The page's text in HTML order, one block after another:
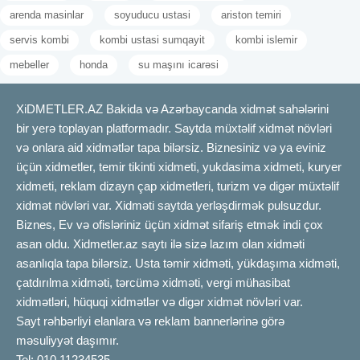
ev bezedilmesi.
mashinbezeme. podnos qayci. Şar
dekorlar. Acilish desd. reklam bayrag. reklam bayraq.
qirmizi lent. shar. war. Acilish desdler. Helium. Acilish desdi.
shar burulma. shar dekorlari. sar dekorlari. dekor shar.
dekor sar. decor war. dekor şar. War dekorlar. tedbir dekor.
furset stolu. Magaza sar decorlar. war sifarisler. sarlar
decor. şarlar decor. warlar decor. sarlar dekor. sharlar
dekor. şarlar dekor. warlar dekor.
arenda masinlar soyuducu ustasi ariston temiri
servis kombi kombi ustasi sumqayit kombi islemir
mebeller honda su maşını icarəsi
XiDMETLER.AZ Bakida və Azərbaycanda xidmət sahələrini
bir yerə toplayan platformadır. Saytda müxtəlif xidmət növləri
və onlara aid xidmətlər tapa bilərsiz. Biznesiniz və ya eviniz
üçün xidmetler, temir tikinti xidmeti, yukdasima xidmeti, kuryer
xidmeti, reklam dizayn çap xidmetleri, turizm və digər müxtəlif
xidmət növləri var. Xidməti saytda yerləşdirmək pulsuzdur.
Biznes, Ev və ofisləriniz üçün xidmət sifariş etmək indi çox
asan oldu. Xidmetler.az saytı ilə sizə lazım olan xidməti
asanlıqla tapa bilərsiz. Usta təmir xidməti, yükdaşıma xidməti,
çatdırılma xidməti, tərcümə xidməti, vergi mühasibat
xidmətləri, hüquqi xidmətlər və digər xidmət növləri var.
Sayt rəhbərliyi elanlara və reklam bannerlərinə görə
məsuliyyət daşımır.